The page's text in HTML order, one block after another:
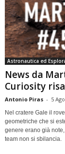
Astronautica ed
News da
Curiosity
Antonio Piras - 5
Nel cratere Gale il
geometriche che si
genere erano già
team non si sbilancia.